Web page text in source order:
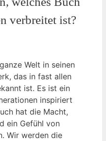
verbreitet ist?
Welt in seinen
das in fast allen⁣
ist. Es ist ein⁤
inspiriert
‍hat ⁢die‍ Macht,
ein Gefühl​ von
Wir ‌werden die